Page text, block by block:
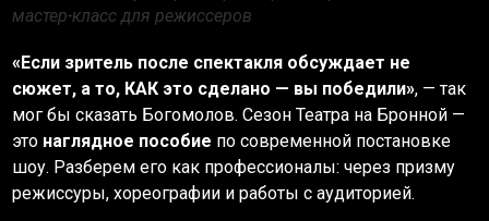
мастер-класс для режиссеров
«Если зритель после спектакля обсуждает не
сюжет, а то, КАК это сделано — вы победили», — так
мог бы сказать Богомолов. Сезон Театра на Бронной —
это наглядное пособие по современной постановке
шоу. Разберем его как профессионалы: через призму
режиссуры, хореографии и работы с аудиторией.